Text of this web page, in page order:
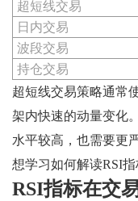
超短线交易
日内交易
波段交易
持仓交易
超短线交易策略通常
架内快速的动量变化
水平较高，也需要更
想学习如何解读RSI指
RSI指标在交